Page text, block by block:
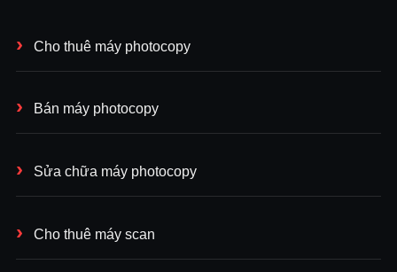
Cho thuê máy photocopy
Bán máy photocopy
Sửa chữa máy photocopy
Cho thuê máy scan